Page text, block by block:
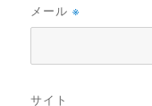
メール※
サイト